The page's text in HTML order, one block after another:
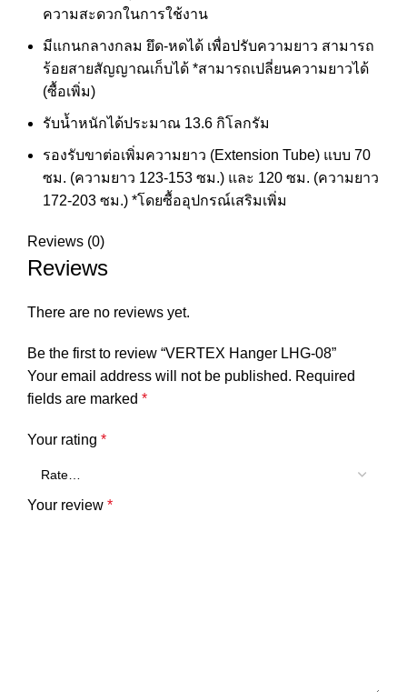
ความสะดวกในการใช้งาน
มีแกนกลางกลม ยึด-หดได้ เพื่อปรับความยาว สามารถ
ร้อยสายสัญญาณเก็บได้ *สามารถเปลี่ยนความยาวได้
(ซื้อเพิ่ม)
รับน้ำหนักได้ประมาณ 13.6 กิโลกรัม
รองรับขาต่อเพิ่มความยาว (Extension Tube) แบบ 70
ซม. (ความยาว 123-153 ซม.) และ 120 ซม. (ความยาว
172-203 ซม.) *โดยซื้ออุปกรณ์เสริมเพิ่ม
Reviews (0)
Reviews
There are no reviews yet.
Be the first to review “VERTEX Hanger LHG-08”
Your email address will not be published. Required
fields are marked *
Your rating *
Your review *